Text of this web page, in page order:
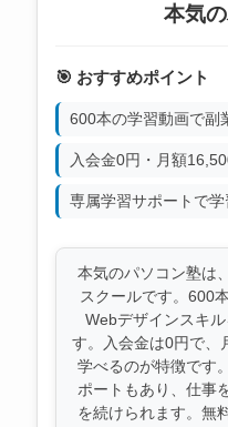
本気
🎯 おすすめポイント
600本の学習動画で副
入会金0円・月額
専属学習サポートで
本気のパソコン塾は
スクールです。600
Webデザインスキ
す。入会金は0円で、
学べるのが特徴です
ポートもあり、仕事
を続けられます。無